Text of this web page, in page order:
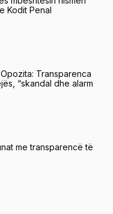
Kodit Penal
Transparenca
“skandal dhe alarm
me transparencë të